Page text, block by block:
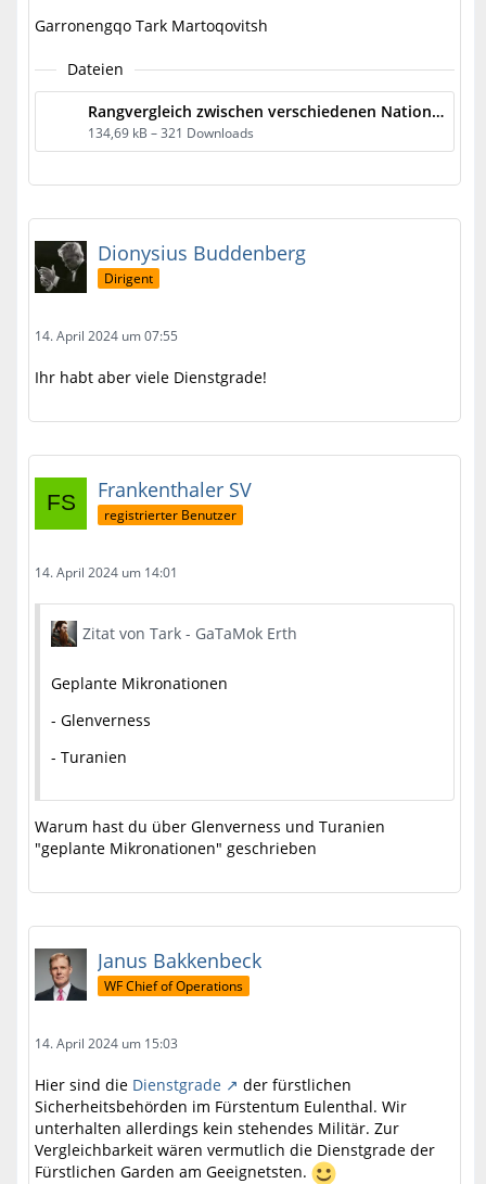
Garronengqo Tark Martoqovitsh
Dateien
Rangvergleich zwischen verschiedenen Nationen der CartA.pdf
134,69 kB – 321 Downloads
Dionysius Buddenberg
Dirigent
14. April 2024 um 07:55
Ihr habt aber viele Dienstgrade!
Frankenthaler SV
registrierter Benutzer
14. April 2024 um 14:01
Zitat von Tark - GaTaMok Erth
Geplante Mikronationen
- Glenverness
- Turanien
Warum hast du über Glenverness und Turanien
"geplante Mikronationen" geschrieben
Janus Bakkenbeck
WF Chief of Operations
14. April 2024 um 15:03
Hier sind die Dienstgrade
der fürstlichen
Sicherheitsbehörden im Fürstentum Eulenthal. Wir
unterhalten allerdings kein stehendes Militär. Zur
Vergleichbarkeit wären vermutlich die Dienstgrade der
Fürstlichen Garden am Geeignetsten.